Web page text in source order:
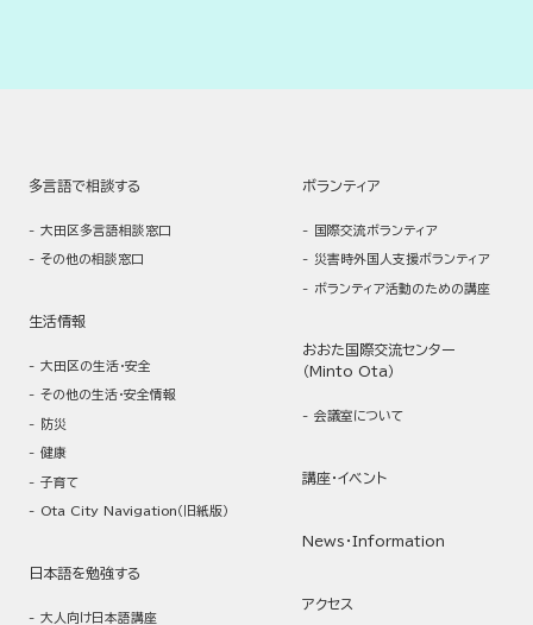
大田区地域力推進課 生涯学習担当
Tel: 03-5744-1443 FAX:03-5744-1518
多言語で相談する
大田区多言語相談窓口
その他の相談窓口
生活情報
大田区の生活・安全
その他の生活・安全情報
防災
健康
子育て
Ota City Navigation（旧紙版）
日本語を勉強する
大人向け日本語講座
ボランティア
国際交流ボランティア
災害時外国人支援ボランティア
ボランティア活動のための講座
おおた国際交流センター
（Minto Ota）
会議室について
講座・イベント
News・Information
アクセス